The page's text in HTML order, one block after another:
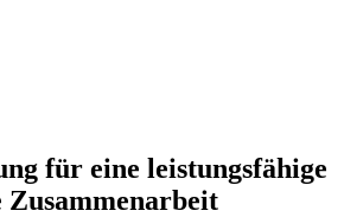
für eine leistungsfähige